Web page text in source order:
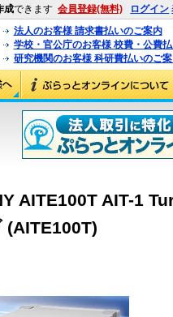
成できます 会員登録(無料) ログイン
法人のお客様 請求書払いのご案内
学校・官公庁のお客様 校費・公費
研究機関のお客様 科研費払いのご
AITE100T AIT-1
(AITE100T)